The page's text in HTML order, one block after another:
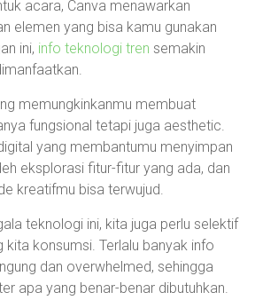
acara, Canva menawarkan
elemen yang bisa kamu gunakan
ini, info teknologi tren semakin
memungkinkanmu membuat
fungsional tetapi juga aesthetic.
yang membantumu menyimpan
eksplorasi fitur-fitur yang ada, dan
kreatifmu bisa terwujud.
teknologi ini, kita juga perlu selektif
konsumsi. Terlalu banyak info
dan overwhelmed, sehingga
apa yang benar-benar dibutuhkan.